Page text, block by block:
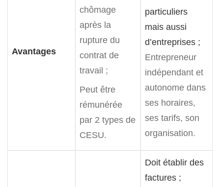
Avantages
chômage
après la
rupture du
contrat de
travail ;
Peut être
rémunérée
par 2 types de
CESU.
particuliers
mais aussi
d’entreprises ;
Entrepreneur
indépendant et
autonome dans
ses horaires,
ses tarifs, son
organisation.
Doit établir des
factures ;